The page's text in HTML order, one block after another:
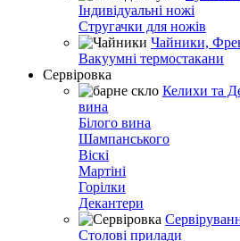
Індивідуальні ножі
Стругачки для ножів
Чайники,
Вакуумні термостакани
Сервіровка
Келихи та
вина
Білого вина
Шампанського
Віскі
Мартіні
Горілки
Декантери
Столові прилади